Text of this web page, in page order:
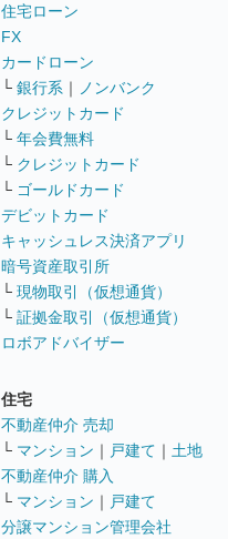
住宅ローン
FX
カードローン
└ 銀行系 ｜
ノンバンク
クレジットカード
└ 年会費無料
└ クレジットカード
└ ゴールドカード
デビットカード
キャッシュレス決済アプリ
暗号資産取引所
└ 現物取引（仮想通貨）
└ 証拠金取引（仮想通貨）
ロボアドバイザー
住宅
不動産仲介 売却
└ マンション ｜ 戸建て ｜ 土地
不動産仲介 購入
└ マンション ｜ 戸建て
分譲マンション管理会社